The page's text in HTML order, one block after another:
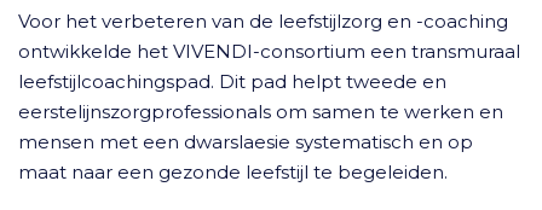
Voor het verbeteren van de leefstijlzorg en -coaching
ontwikkelde het VIVENDI-consortium een transmuraal
leefstijlcoachingspad. Dit pad helpt tweede en
eerstelijnszorgprofessionals om samen te werken en
mensen met een dwarslaesie systematisch en op
maat naar een gezonde leefstijl te begeleiden.